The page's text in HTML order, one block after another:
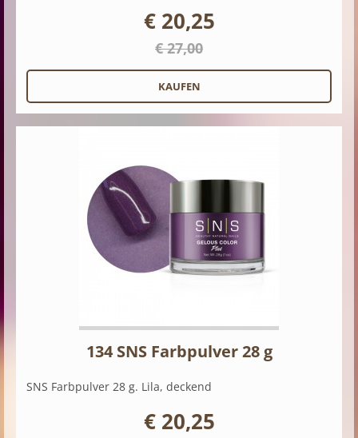
€ 20,25
€ 27,00
134 SNS Farbpulver 28 g
SNS Farbpulver 28 g. Lila, deckend
€ 20,25